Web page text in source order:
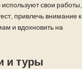
свои работы,
привлечь внимание к
и вдохновить на
и туры